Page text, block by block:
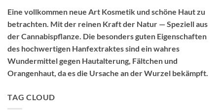
Eine vollkommen neue Art Kosmetik und schöne Haut zu
betrachten. Mit der reinen Kraft der Natur — Speziell aus
der Cannabispflanze. Die besonders guten Eigenschaften
des hochwertigen Hanfextraktes sind ein wahres
Wundermittel gegen Hautalterung, Fältchen und
Orangenhaut, da es die Ursache an der Wurzel bekämpft.
TAG CLOUD